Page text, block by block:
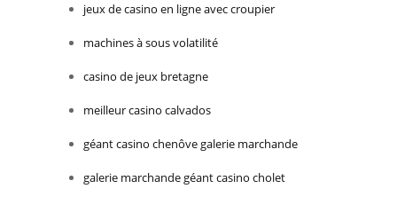
jeux de casino en ligne avec croupier
machines à sous volatilité
casino de jeux bretagne
meilleur casino calvados
géant casino chenôve galerie marchande
galerie marchande géant casino cholet